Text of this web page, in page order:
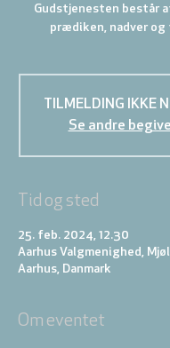
Gudstjenesten består
prædiken, nadver
TILMELDING IKKE
Se andre
Tid og sted
25. feb. 2024, 12.30
Aarhus Valgmenighed,
Aarhus, Danmark
Om eventet